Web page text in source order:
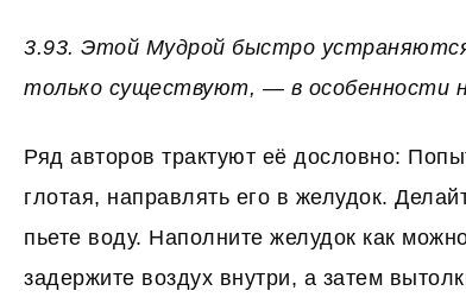
3.93. Этой Мудрой быстро
только существуют, — в особенности
Ряд авторов трактуют её дословно:
глотая, направлять его в желудок.
пьете воду. Наполните желудок как
задержите воздух внутри, а затем